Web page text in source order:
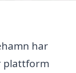
har
plattform